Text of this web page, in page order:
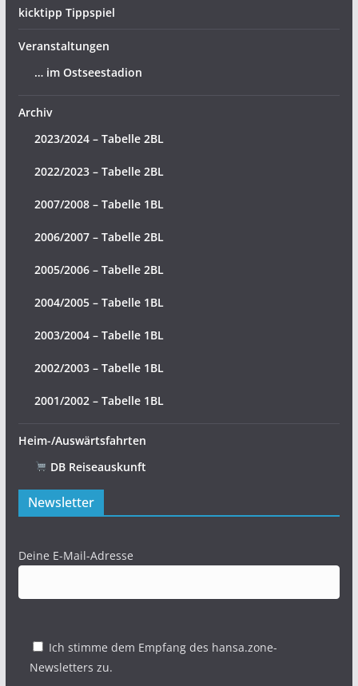
kicktipp Tippspiel
Veranstaltungen
… im Ostseestadion
Archiv
2023/2024 – Tabelle 2BL
2022/2023 – Tabelle 2BL
2007/2008 – Tabelle 1BL
2006/2007 – Tabelle 2BL
2005/2006 – Tabelle 2BL
2004/2005 – Tabelle 1BL
2003/2004 – Tabelle 1BL
2002/2003 – Tabelle 1BL
2001/2002 – Tabelle 1BL
Heim-/Auswärtsfahrten
DB Reiseauskunft
Newsletter
Deine E-Mail-Adresse
Ich stimme dem Empfang des hansa.zone-
Newsletters zu.